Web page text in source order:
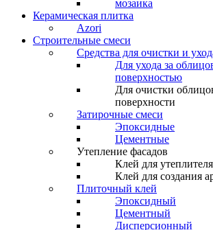
мозаика
Керамическая плитка
Azori
Строительные смеси
Средства для очистки и
Для ухода за
поверхностью
Для очистки
поверхности
Затирочные смеси
Эпоксидные
Цементные
Утепление фасадов
Клей для утеплителя
Клей для создания
Плиточный клей
Эпоксидный
Цементный
Дисперсионный